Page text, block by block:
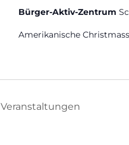
Bürger-Aktiv-Zentrum
Amerikanische
Veranstaltungen